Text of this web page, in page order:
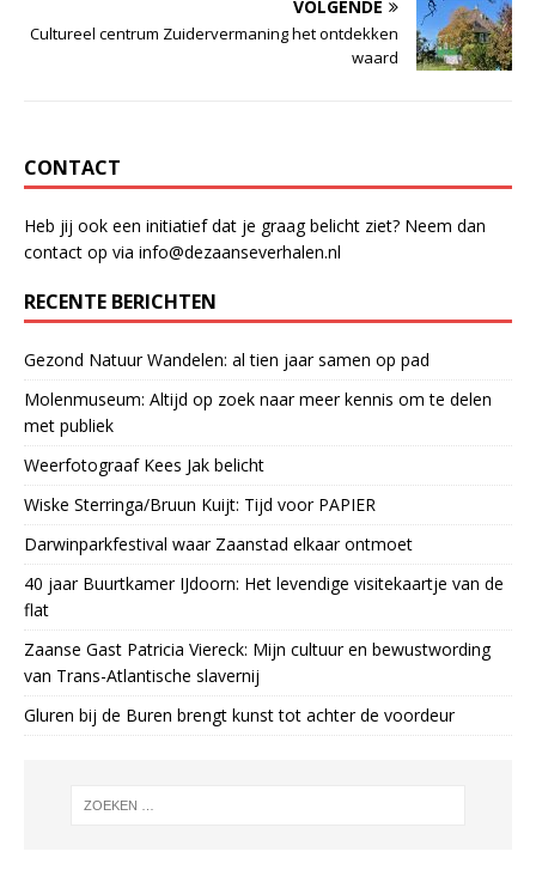
k
VOLGENDE
Cultureel centrum Zuidervermaning het ontdekken
waard
CONTACT
Heb jij ook een initiatief dat je graag belicht ziet? Neem dan
contact op via info@dezaanseverhalen.nl
RECENTE BERICHTEN
Gezond Natuur Wandelen: al tien jaar samen op pad
Molenmuseum: Altijd op zoek naar meer kennis om te delen
met publiek
Weerfotograaf Kees Jak belicht
Wiske Sterringa/Bruun Kuijt: Tijd voor PAPIER
Darwinparkfestival waar Zaanstad elkaar ontmoet
40 jaar Buurtkamer IJdoorn: Het levendige visitekaartje van de
flat
Zaanse Gast Patricia Viereck: Mijn cultuur en bewustwording
van Trans-Atlantische slavernij
Gluren bij de Buren brengt kunst tot achter de voordeur